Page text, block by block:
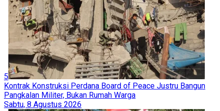
5
Kontrak Konstruksi Perdana Board of Peace Justru Bangun
Pangkalan Militer, Bukan Rumah Warga
Sabtu, 8 Agustus 2026